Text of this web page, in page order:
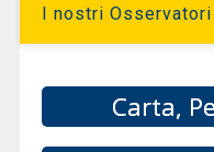
I nostri Osservatori
Carta,